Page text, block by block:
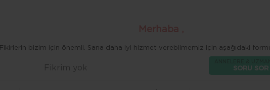
SORU SOR
Fikirlerin bizim için önemli. Sana daha iyi hizmet verebilmemiz için aşağıdaki
Fikrim yok